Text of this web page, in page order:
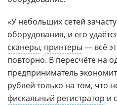
«У небольших сетей
оборудования, и его
сканеры, принтеры — всё
повторно. В пересчёте на
предприниматель
рублей только на том, что
фискальный регистратор и